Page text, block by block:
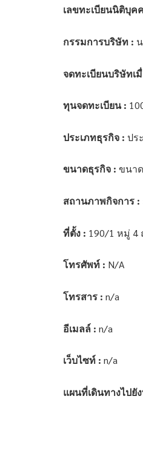
เลขทะเบียนนิติบุค
กรรมการบริษัท :
จดทะเบียนบริษัทเ
ทุนจดทะเบียน :
ประเภทธุรกิจ : ปร
ขนาดธุรกิจ : ขนา
สถานภาพกิจการ :
ที่ตั้ง : 190/1 หมู่ 4
โทรศัพท์ : N/A
โทรสาร : n/a
อีเมลล์ : n/a
เว็บไซท์ : n/a
แผนที่เดินทางไปยั